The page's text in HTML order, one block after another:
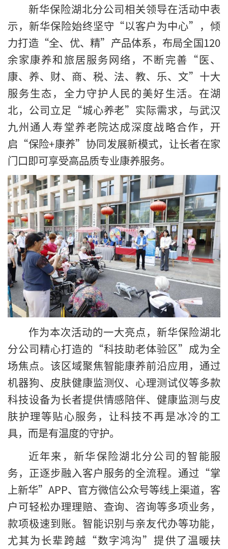
新华保险湖北分公司相关领导在活动中表
示，新华保险始终坚守“以客户为中心”，倾
力打造“全、优、精”产品体系，布局全国120
余家康养和旅居服务网络，不断完善“医、
康、养、财、商、税、法、教、乐、文”十大
服务生态，全力守护人民的美好生活。在湖
北，公司立足“城心养老”实际需求，与武汉
九州通人寿堂养老院达成深度战略合作，开
启“保险+康养”协同发展新模式，让长者在家
门口即可享受高品质专业康养服务。
作为本次活动的一大亮点，新华保险湖北
分公司精心打造的“科技助老体验区”成为全
场焦点。该区域聚焦智能康养前沿应用，通过
机器狗、皮肤健康监测仪、心理测试仪等多款
科技设备为长者提供情感陪伴、健康监测与皮
肤护理等贴心服务，让科技不再是冰冷的工
具，而是有温度的守护。
近年来，新华保险湖北分公司的智能服
务，正逐步融入客户服务的全流程。通过“掌
上新华”APP、官方微信公众号等线上渠道，客
户可轻松办理理赔、查询、咨询等多项业务，
款项极速到账。智能识别与亲友代办等功能，
尤其为长辈跨越“数字鸿沟”提供了温暖扶